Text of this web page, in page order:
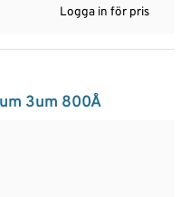
Logga in för pris
3um 800Å